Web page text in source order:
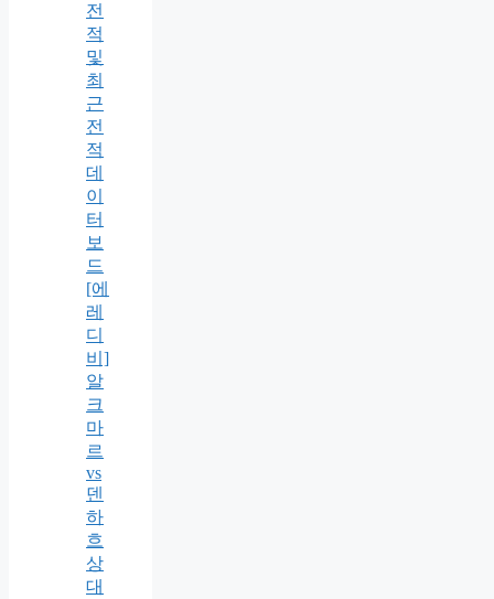
전
적
및
최
근
전
적
데
이
터
보
드
[에
레
디
비]
알
크
마
르
vs
덴
하
흐
상
대